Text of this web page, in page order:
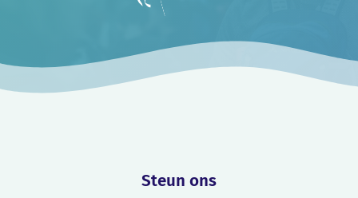
Steun ons